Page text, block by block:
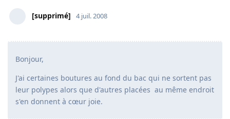
[supprimé] 4 juil. 2008
Bonjour,
J'ai certaines boutures au fond du bac qui ne sortent pas
leur polypes alors que d'autres placées au même endroit
s'en donnent à cœur joie.